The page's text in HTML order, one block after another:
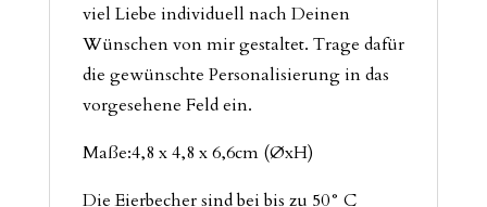
viel Liebe individuell nach Deinen
Wünschen von mir gestaltet. Trage dafür
die gewünschte Personalisierung in das
vorgesehene Feld ein.
Maße:4,8 x 4,8 x 6,6cm (ØxH)
Die Eierbecher sind bei bis zu 50° C